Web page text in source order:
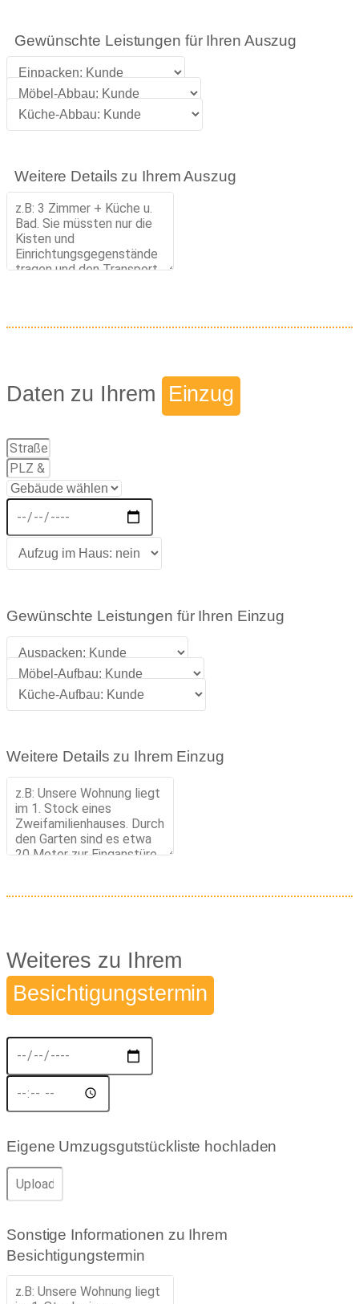
Gewünschte Leistungen für Ihren Auszug
Weitere Details zu Ihrem Auszug
Daten zu Ihrem Einzug
Gewünschte Leistungen für Ihren Einzug
Weitere Details zu Ihrem Einzug
Weiteres zu Ihrem
Besichtigungstermin
Eigene Umzugsgutstückliste hochladen
Sonstige Informationen zu Ihrem
Besichtigungstermin